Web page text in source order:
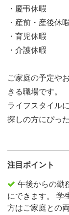
・慶弔休暇
・産前・産後休暇
・育児休暇
・介護休暇
ご家庭の予定や
きる職場です。
ライフスタイル
探しの方にぴっ
注目ポイント
午後からの勤
にできます。 学
方はご家庭との